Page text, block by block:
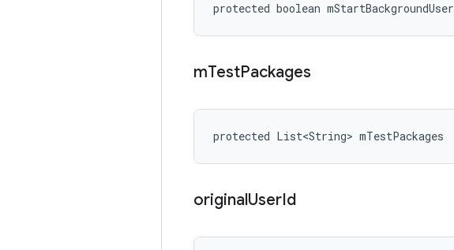
protected boolean mStartBackgroundUser
mTestPackages
protected List<String> mTestPackages
originalUserId